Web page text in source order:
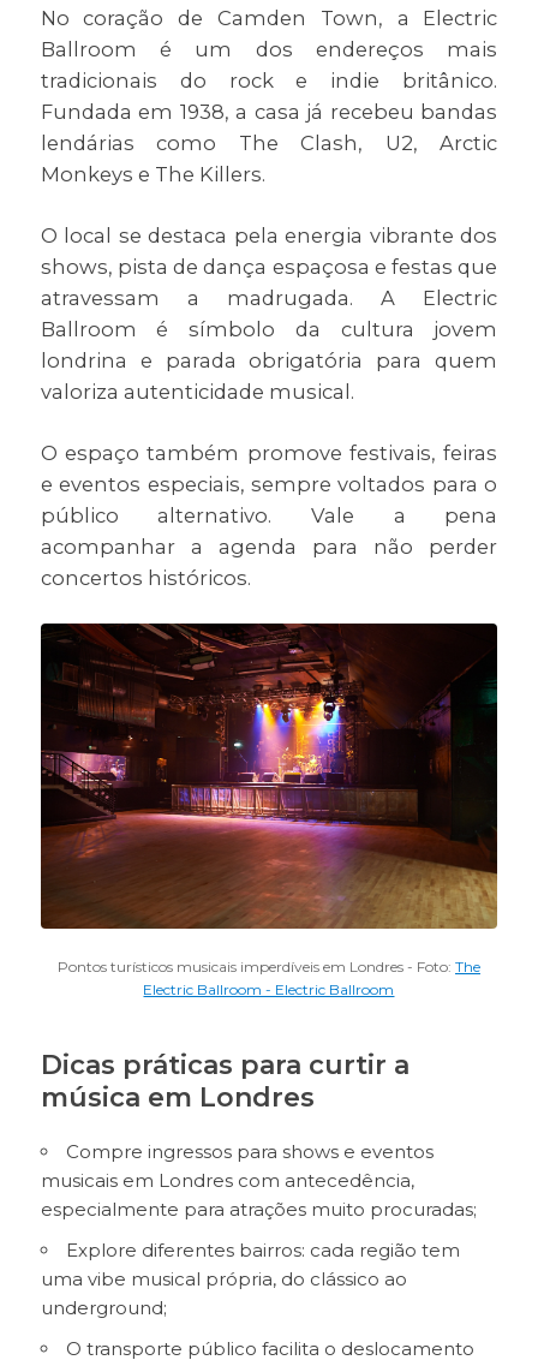
No coração de Camden Town, a Electric
Ballroom é um dos endereços mais
tradicionais do rock e indie britânico.
Fundada em 1938, a casa já recebeu bandas
lendárias como The Clash, U2, Arctic
Monkeys e The Killers.
O local se destaca pela energia vibrante dos
shows, pista de dança espaçosa e festas que
atravessam a madrugada. A Electric
Ballroom é símbolo da cultura jovem
londrina e parada obrigatória para quem
valoriza autenticidade musical.
O espaço também promove festivais, feiras
e eventos especiais, sempre voltados para o
público alternativo. Vale a pena
acompanhar a agenda para não perder
concertos históricos.
Pontos turísticos musicais imperdíveis em Londres - Foto: The
Electric Ballroom - Electric Ballroom
Dicas práticas para curtir a
música em Londres
Compre ingressos para shows e eventos
musicais em Londres com antecedência,
especialmente para atrações muito procuradas;
Explore diferentes bairros: cada região tem
uma vibe musical própria, do clássico ao
underground;
O transporte público facilita o deslocamento